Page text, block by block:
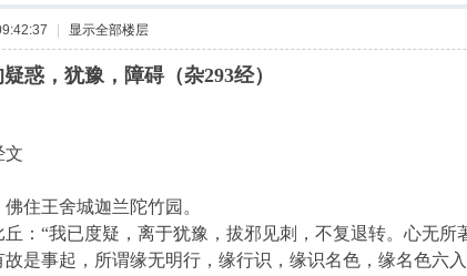
显示全部楼层
惑，犹豫，障碍（杂293经）
文
住王舍城迦兰陀竹园。
：“我已度疑，离于犹豫，拔邪见刺，不复退转。心无
是事起，所谓缘无明行，缘行识，缘识名色，缘名色六